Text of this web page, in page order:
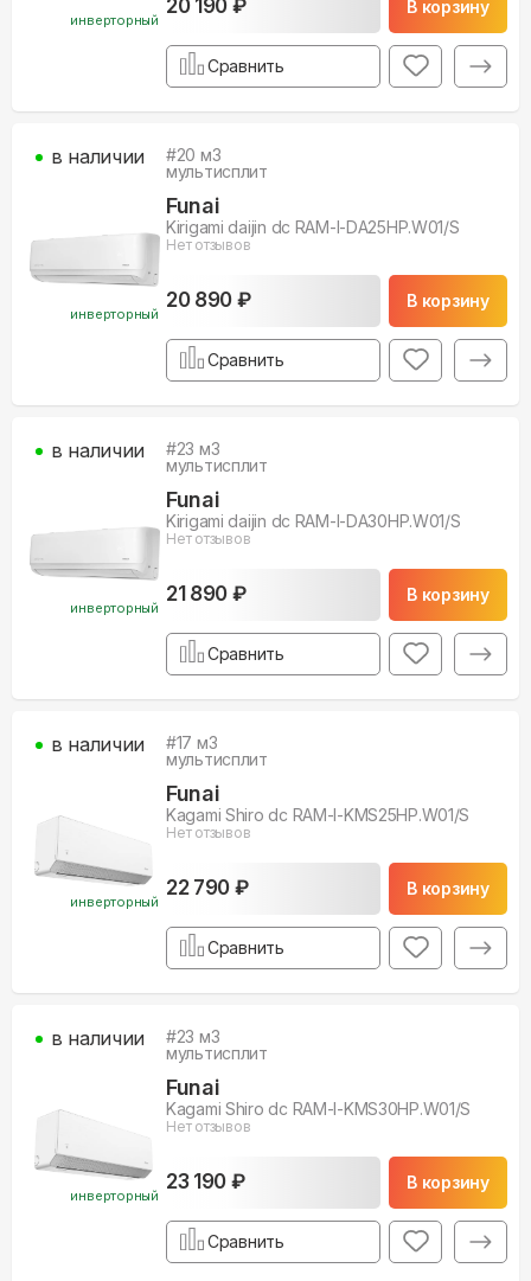
инверторный
20 190 ₽ В корзину
Сравнить
инверторный
#20 м3
мультисплит
Funai
Kirigami daijin dc RAM-I-DA25HP.W01/S
Нет отзывов
20 890 ₽ В корзину
в наличии
Сравнить
инверторный
#23 м3
мультисплит
Funai
Kirigami daijin dc RAM-I-DA30HP.W01/S
Нет отзывов
21 890 ₽ В корзину
в наличии
Сравнить
инверторный
#17 м3
мультисплит
Funai
Kagami Shiro dc RAM-I-KMS25HP.W01/S
Нет отзывов
22 790 ₽ В корзину
в наличии
Сравнить
инверторный
#23 м3
мультисплит
Funai
Kagami Shiro dc RAM-I-KMS30HP.W01/S
Нет отзывов
23 190 ₽ В корзину
в наличии
Сравнить